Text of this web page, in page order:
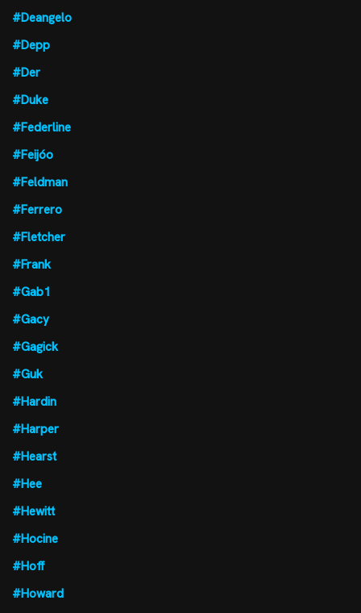
#Deangelo
#Depp
#Der
#Duke
#Federline
#Feijóo
#Feldman
#Ferrero
#Fletcher
#Frank
#Gab1
#Gacy
#Gagick
#Guk
#Hardin
#Harper
#Hearst
#Hee
#Hewitt
#Hocine
#Hoff
#Howard